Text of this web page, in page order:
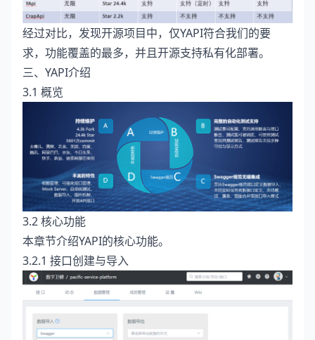
经过对比，发现开源项目中，仅YAPI符合我们的要
求，功能覆盖的最多，并且开源支持私有化部署。
三、YAPI介绍
3.1 概览
3.2 核心功能
本章节介绍YAPI的核心功能。
3.2.1 接口创建与导入